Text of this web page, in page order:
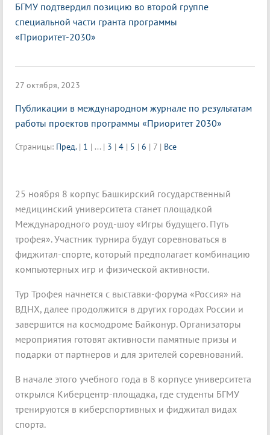
БГМУ подтвердил позицию во второй группе
специальной части гранта программы
«Приоритет-2030»
27 октября, 2023
Публикации в международном журнале по результатам
работы проектов программы «Приоритет 2030»
Страницы: Пред. | 1 | ... | 3 | 4 | 5 | 6 | 7 | Все
25 ноября 8 корпус Башкирский государственный
медицинский университета станет площадкой
Международного роуд-шоу «Игры будущего. Путь
трофея». Участник турнира будут соревноваться в
фиджитал-спорте, который предполагает комбинацию
компьютерных игр и физической активности.
Тур Трофея начнется с выставки-форума «Россия» на
ВДНХ, далее продолжится в других городах России и
завершится на космодроме Байконур. Организаторы
мероприятия готовят активности памятные призы и
подарки от партнеров и для зрителей соревнований.
В начале этого учебного года в 8 корпусе университета
открылся Киберцентр-площадка, где студенты БГМУ
тренируются в киберспортивных и фиджитал видах
спорта.